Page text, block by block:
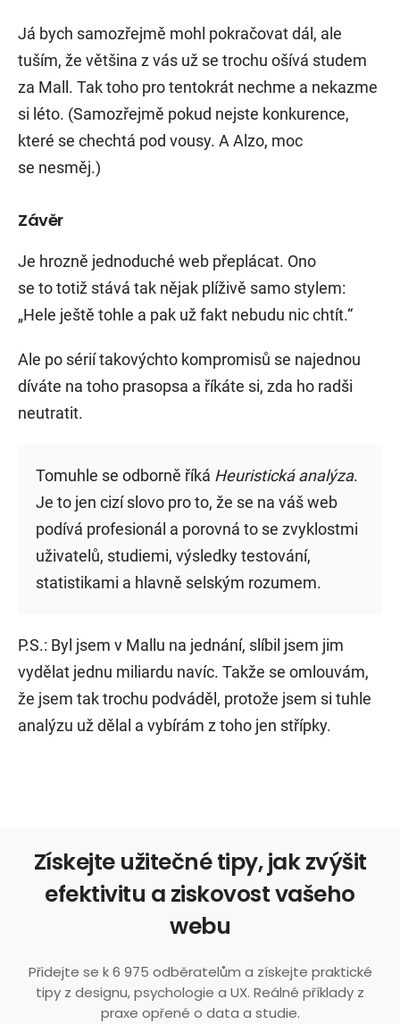
Já bych samozřejmě mohl pokračovat dál, ale
tuším, že většina z vás už se trochu ošívá studem
za Mall. Tak toho pro tentokrát nechme a nekazme
si léto. (Samozřejmě pokud nejste konkurence,
které se chechtá pod vousy. A Alzo, moc
se nesměj.)
Závěr
Je hrozně jednoduché web přeplácat. Ono
se to totiž stává tak nějak plíživě samo stylem:
„Hele ještě tohle a pak už fakt nebudu nic chtít.“
Ale po sérií takovýchto kompromisů se najednou
díváte na toho prasopsa a říkáte si, zda ho radši
neutratit.
Tomuhle se odborně říká Heuristická analýza.
Je to jen cizí slovo pro to, že se na váš web
podívá profesionál a porovná to se zvyklostmi
uživatelů, studiemi, výsledky testování,
statistikami a hlavně selským rozumem.
P.S.: Byl jsem v Mallu na jednání, slíbil jsem jim
vydělat jednu miliardu navíc. Takže se omlouvám,
že jsem tak trochu podváděl, protože jsem si tuhle
analýzu už dělal a vybírám z toho jen střípky.
Získejte užitečné tipy, jak zvýšit
efektivitu a ziskovost vašeho
webu
Přidejte se k 6 975 odběratelům a získejte praktické
tipy z designu, psychologie a UX. Reálné příklady z
praxe opřené o data a studie.